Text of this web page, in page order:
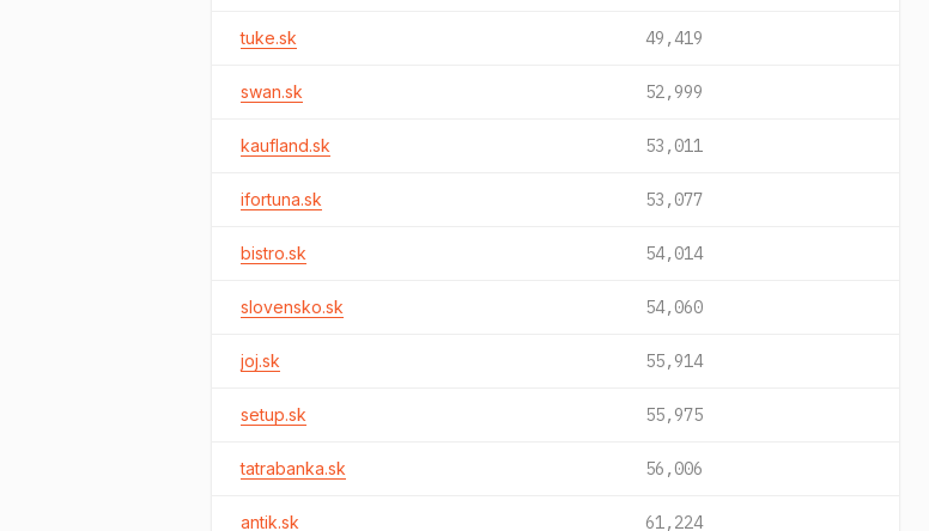
tuke.sk 49,419
swan.sk 52,999
kaufland.sk 53,011
ifortuna.sk 53,077
bistro.sk 54,014
slovensko.sk 54,060
joj.sk 55,914
setup.sk 55,975
tatrabanka.sk 56,006
antik.sk 61,224